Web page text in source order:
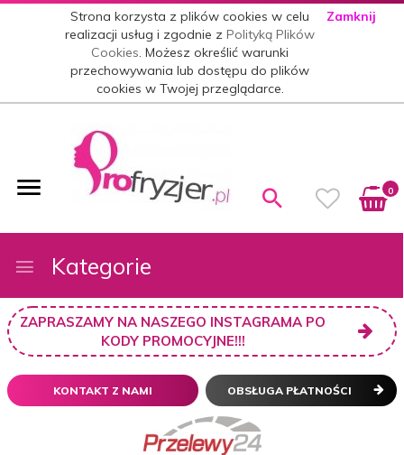
Strona korzysta z plików cookies w celu
realizacji usług i zgodnie zPolityką Plików
Cookies. Możesz określić warunki
przechowywania lub dostępu do plików
cookies w Twojej przeglądarce.
Zamknij
0
Kategorie
ZAPRASZAMY NA NASZEGO INSTAGRAMA PO
KODY PROMOCYJNE!!!
KONTAKT Z NAMI OBSŁUGA PŁATNOŚCI